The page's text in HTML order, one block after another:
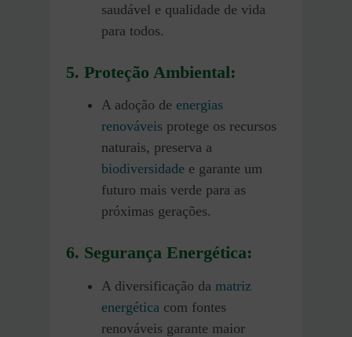
saudável e qualidade de vida
para todos.
5. Proteção Ambiental:
A adoção de energias
renováveis protege os recursos
naturais, preserva a
biodiversidade e garante um
futuro mais verde para as
próximas gerações.
6. Segurança Energética:
A diversificação da matriz
energética com fontes
renováveis garante maior